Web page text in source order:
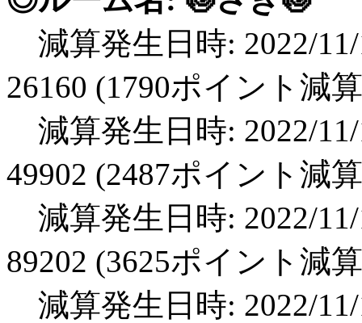
減算発生日時: 2022/
26160 (1790ポイント減
減算発生日時: 2022/
49902 (2487ポイント減
減算発生日時: 2022/
89202 (3625ポイント減
減算発生日時: 2022/